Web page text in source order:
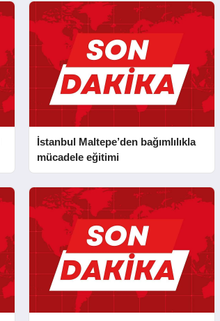
İstanbul Maltepe’den bağımlılıkla
mücadele eğitimi